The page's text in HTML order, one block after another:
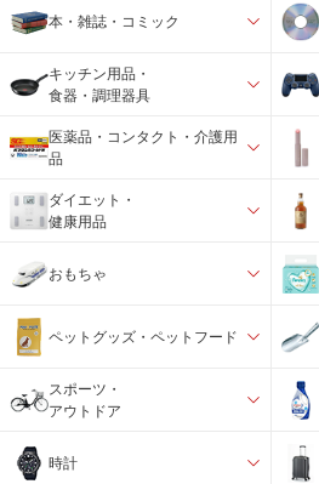
本・雑誌・コミック
キッチン用品・
食器・調理器具
医薬品・コンタクト・介護用
品
ダイエット・
健康用品
おもちゃ
ペットグッズ・ペットフード
スポーツ・
アウトドア
時計